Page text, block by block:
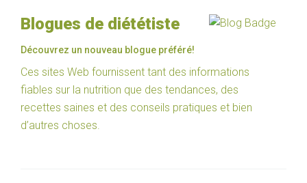
Blogues de diététiste
Découvrez un nouveau blogue préféré!
Ces sites Web fournissent tant des informations
fiables sur la nutrition que des tendances, des
recettes saines et des conseils pratiques et bien
d’autres choses.